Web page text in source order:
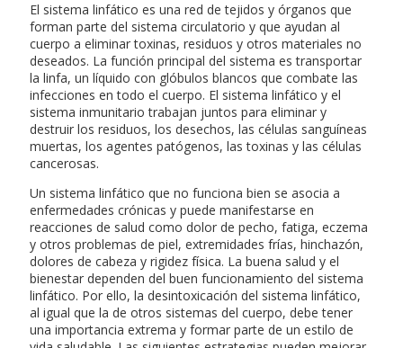
El sistema linfático es una red de tejidos y órganos que
forman parte del sistema circulatorio y que ayudan al
cuerpo a eliminar toxinas, residuos y otros materiales no
deseados. La función principal del sistema es transportar
la linfa, un líquido con glóbulos blancos que combate las
infecciones en todo el cuerpo. El sistema linfático y el
sistema inmunitario trabajan juntos para eliminar y
destruir los residuos, los desechos, las células sanguíneas
muertas, los agentes patógenos, las toxinas y las células
cancerosas.
Un sistema linfático que no funciona bien se asocia a
enfermedades crónicas y puede manifestarse en
reacciones de salud como dolor de pecho, fatiga, eczema
y otros problemas de piel, extremidades frías, hinchazón,
dolores de cabeza y rigidez física. La buena salud y el
bienestar dependen del buen funcionamiento del sistema
linfático. Por ello, la desintoxicación del sistema linfático,
al igual que la de otros sistemas del cuerpo, debe tener
una importancia extrema y formar parte de un estilo de